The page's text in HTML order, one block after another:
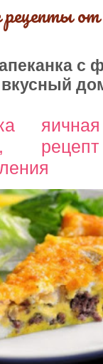
с
вкусный